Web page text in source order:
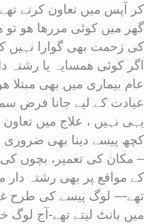
کر آپس میں تعاون کرتے
گھر میں کوئی مررھا ھو تو
کی زحمت بھی گوارا
اگر کوئی ھمسایہ یا رشتہ
عام بیماری میں بھی مبتلا
عیادت کے لیے جانا فرض
یہی نہیں ، علاج میں تعاون
کچھ پیسے دینا بھی ضروری
– مکان کی تعمیر، بچوں
کے مواقع پر بھی رشتہ دار
تھے— لوگ پیسے کی طرح
میں بانٹ لیتے تھے-آج